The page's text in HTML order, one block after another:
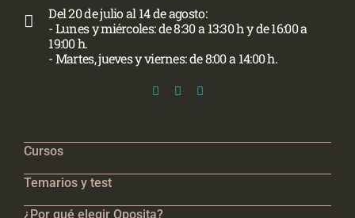
Del 20 de julio al 14 de agosto:
- Lunes y miércoles: de 8:30 a 13:30 h y de 16:00 a
19:00 h.
- Martes, jueves y viernes: de 8:00 a 14:00 h.
Cursos
Temarios y test
¿Por qué elegir Oposita?